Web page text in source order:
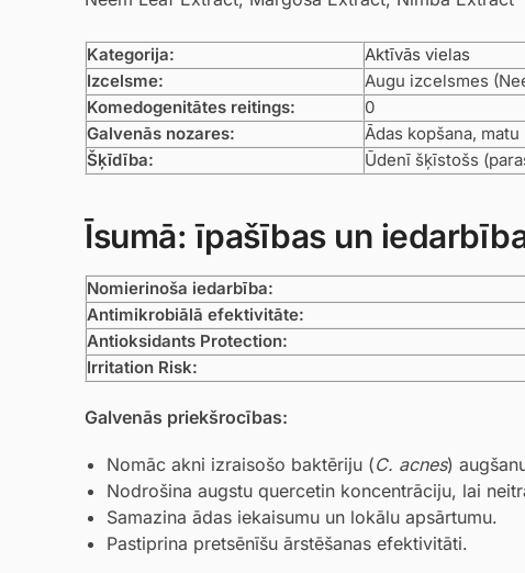
Kategorija:
Aktīvās vielas
Izcelsme:
Augu izcelsmes
Komedogenitātes reitings:
0
Galvenās nozares:
Ādas kopšana,
Šķīdība:
Ūdenī šķīstošs
Īsumā: īpašības un
Nomierinoša iedarbība:
Antimikrobiālā efektivitāte:
Antioksidants Protection:
Irritation Risk:
Galvenās priekšrocības:
Nomāc akni izraisošo baktēriju (C. acnes)
Nodrošina augstu quercetin koncentrāciju, lai
Samazina ādas iekaisumu un lokālu apsārtumu.
Pastiprina pretsēnīšu ārstēšanas efektivitāti.